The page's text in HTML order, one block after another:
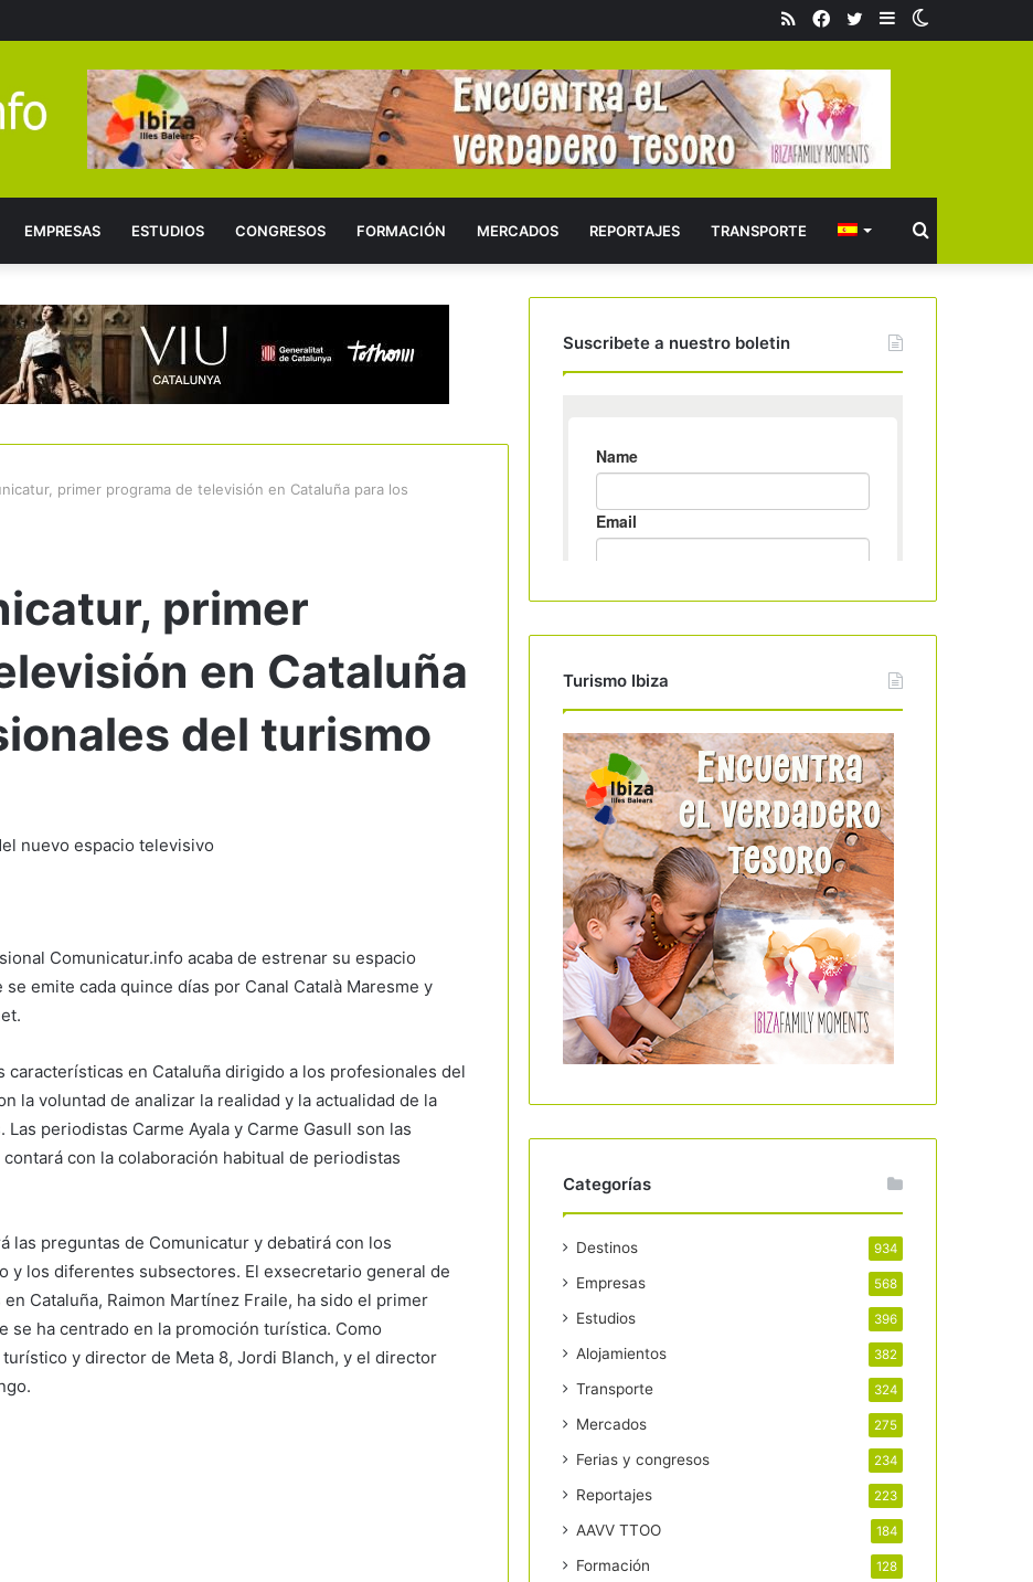
Barra
Twitter
Facebook
RSS
EMPRESAS ESTUDIOS CONGRESOS FORMACIÓN MERCADOS REPORTAJES TRANSPORTE Buscar
primer programa de televisión en Cataluña para los
primer
en Cataluña
del turismo
nuevo espacio televisivo
Comunicatur.info acaba de estrenar su espacio
emite cada quince días por Canal Català Maresme y
características en Cataluña dirigido a los profesionales del
la voluntad de analizar la realidad y la actualidad de la
periodistas Carme Ayala y Carme Gasull son las
con la colaboración habitual de periodistas
las preguntas de Comunicatur y debatirá con los
y los diferentes subsectores. El exsecretario general de
Cataluña, Raimon Martínez Fraile, ha sido el primer
se ha centrado en la promoción turística. Como
y director de Meta 8, Jordi Blanch, y el director
Suscribete a nuestro boletin
Turismo Ibiza
Categorías
Destinos 934
Empresas 568
Estudios 396
Alojamientos 382
Transporte 324
Mercados 275
Ferias y congresos 234
Reportajes 223
AAVV TTOO 184
Formación 128